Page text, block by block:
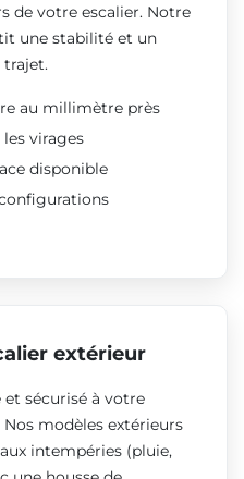
de votre escalier. Notre
une stabilité et un
trajet.
au millimètre près
virages
disponible
extérieur
et sécurisé à votre
modèles extérieurs
intempéries (pluie,